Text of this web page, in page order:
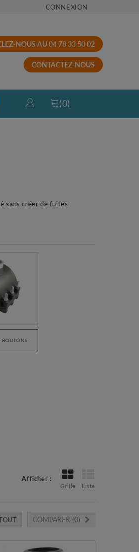
CONNEXION
NOUS AU 04 78 33 50 02
CONTACTEZ-NOUS
(0)
sans créer de fuites
BOULONS
Afficher :
Grille Liste
COMPARER (0)